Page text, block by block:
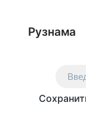
Рузнама